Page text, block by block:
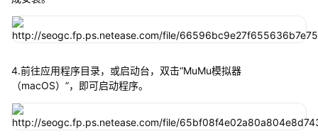
4.前往应用程序目录，或启动台，双击“MuMu模拟器
（macOS）”，即可启动程序。